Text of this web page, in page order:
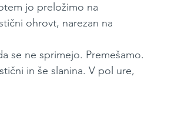
jo preložimo na
ohrovt, narezan na
se ne sprimejo. Premešamo.
in še slanina. V pol ure,